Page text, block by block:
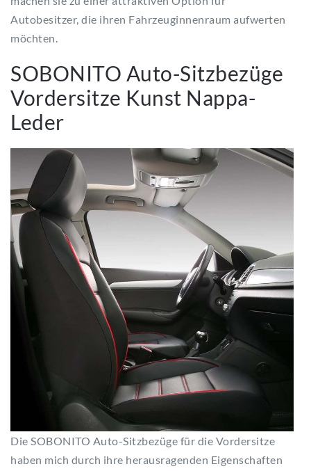
Autobesitzer, die ihren Fahrzeuginnenraum aufwerten
möchten.
SOBONITO Auto-Sitzbezüge
Vordersitze Kunst Nappa-
Leder
Die SOBONITO Auto-Sitzbezüge für die Vordersitze
haben mich durch ihre herausragenden Eigenschaften